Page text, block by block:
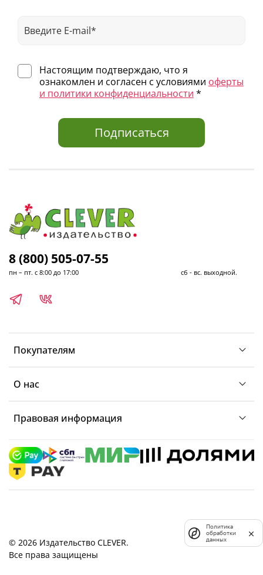
Настоящим подтверждаю, что я
ознакомлен и согласен с условиями оферты
и политики конфиденциальности *
Подписаться
Покупателям
О нас
Правовая информация
8 (800) 505-07-55
пн – пт. с 8:00 до 17:00 сб - вс. выходной.
© 2026 Издательство CLEVER.
Все права защищены
Политика
обработки
данных